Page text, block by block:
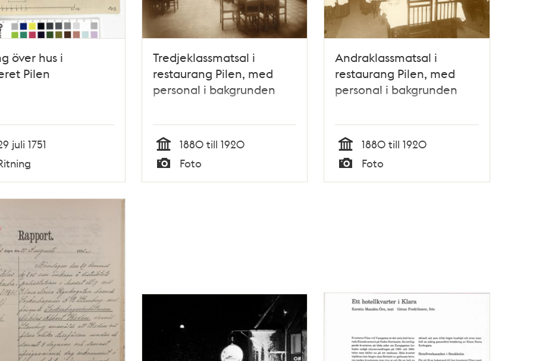
över hus i
Pilen
juli 1751
Tredjeklassmatsal i
restaurang Pilen, med
personal i bakgrunden
Tid
1880 till 1920
Typ
Foto
Andraklassmatsal i
restaurang Pilen, med
personal i bakgrunden
Tid
1880 till 1920
Typ
Foto